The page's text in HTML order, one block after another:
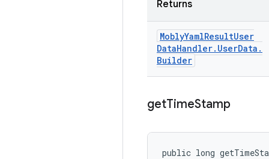
Returns
MoblyYamlResultUser
DataHandler. UserData .
Builder
getTimeStamp
public long